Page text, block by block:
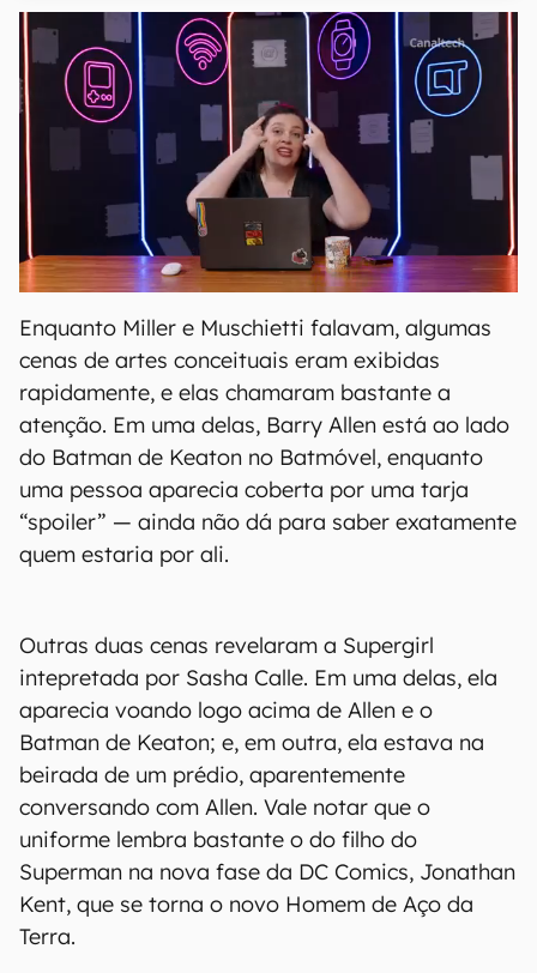
Enquanto Miller e Muschietti falavam, algumas
cenas de artes conceituais eram exibidas
rapidamente, e elas chamaram bastante a
atenção. Em uma delas, Barry Allen está ao lado
do Batman de Keaton no Batmóvel, enquanto
uma pessoa aparecia coberta por uma tarja
“spoiler” — ainda não dá para saber exatamente
quem estaria por ali.
Outras duas cenas revelaram a Supergirl
intepretada por Sasha Calle. Em uma delas, ela
aparecia voando logo acima de Allen e o
Batman de Keaton; e, em outra, ela estava na
beirada de um prédio, aparentemente
conversando com Allen. Vale notar que o
uniforme lembra bastante o do filho do
Superman na nova fase da DC Comics, Jonathan
Kent, que se torna o novo Homem de Aço da
Terra.